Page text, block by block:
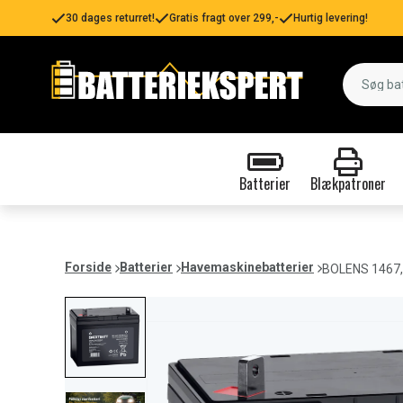
30 dages returret! Gratis fragt over 299,- Hurtig levering!
Batterier Blækpatroner
Forside Batterier Havemaskinebatterier BOLENS